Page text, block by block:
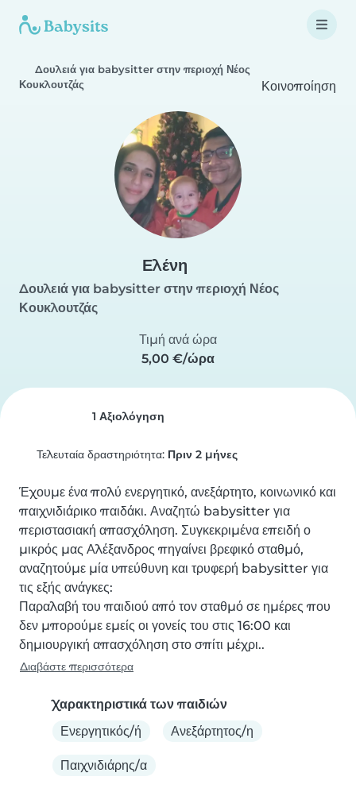
Δουλειά για babysitter στην περιοχή Νέος
Κουκλουτζάς
Κοινοποίηση
Ελένη
Δουλειά για babysitter στην περιοχή Νέος
Κουκλουτζάς
Τιμή ανά ώρα
5,00 €/ώρα
1 Αξιολόγηση
Τελευταία δραστηριότητα: Πριν 2 μήνες
Έχουμε ένα πολύ ενεργητικό, ανεξάρτητο, κοινωνικό και
παιχνιδιάρικο παιδάκι. Αναζητώ babysitter για
περιστασιακή απασχόληση. Συγκεκριμένα επειδή ο
μικρός μας Αλέξανδρος πηγαίνει βρεφικό σταθμό,
αναζητούμε μία υπεύθυνη και τρυφερή babysitter για
τις εξής ανάγκες:
Παραλαβή του παιδιού από τον σταθμό σε ημέρες που
δεν μπορούμε εμείς οι γονείς του στις 16:00 και
δημιουργική απασχόληση στο σπίτι μέχρι..
Διαβάστε περισσότερα
Χαρακτηριστικά των παιδιών
Ενεργητικός/ή
Ανεξάρτητος/η
Παιχνιδιάρης/α